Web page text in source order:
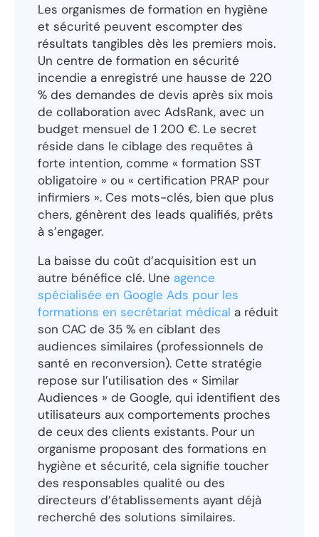
Les organismes de formation en hygiène
et sécurité peuvent escompter des
résultats tangibles dès les premiers mois.
Un centre de formation en sécurité
incendie a enregistré une hausse de 220
% des demandes de devis après six mois
de collaboration avec AdsRank, avec un
budget mensuel de 1 200 €. Le secret
réside dans le ciblage des requêtes à
forte intention, comme « formation SST
obligatoire » ou « certification PRAP pour
infirmiers ». Ces mots-clés, bien que plus
chers, génèrent des leads qualifiés, prêts
à s’engager.
La baisse du coût d’acquisition est un
autre bénéfice clé. Une agence
spécialisée en Google Ads pour les
formations en secrétariat médical a réduit
son CAC de 35 % en ciblant des
audiences similaires (professionnels de
santé en reconversion). Cette stratégie
repose sur l’utilisation des « Similar
Audiences » de Google, qui identifient des
utilisateurs aux comportements proches
de ceux des clients existants. Pour un
organisme proposant des formations en
hygiène et sécurité, cela signifie toucher
des responsables qualité ou des
directeurs d’établissements ayant déjà
recherché des solutions similaires.